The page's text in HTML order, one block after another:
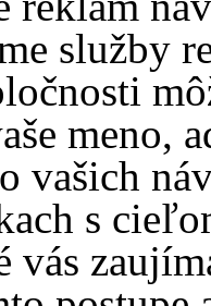
služby
meno,
vašich
s
vás